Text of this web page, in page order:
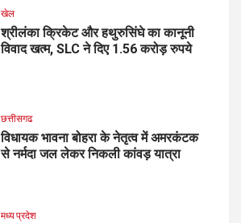
खेल
श्रीलंका क्रिकेट और हथुरुसिंघे का कानूनी
विवाद खत्म, SLC ने दिए 1.56 करोड़ रुपये
छत्तीसगढ
विधायक भावना बोहरा के नेतृत्व में अमरकंटक
से नर्मदा जल लेकर निकली कांवड़ यात्रा
मध्य प्रदेश